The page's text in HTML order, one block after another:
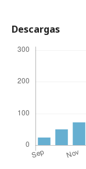
Descargas